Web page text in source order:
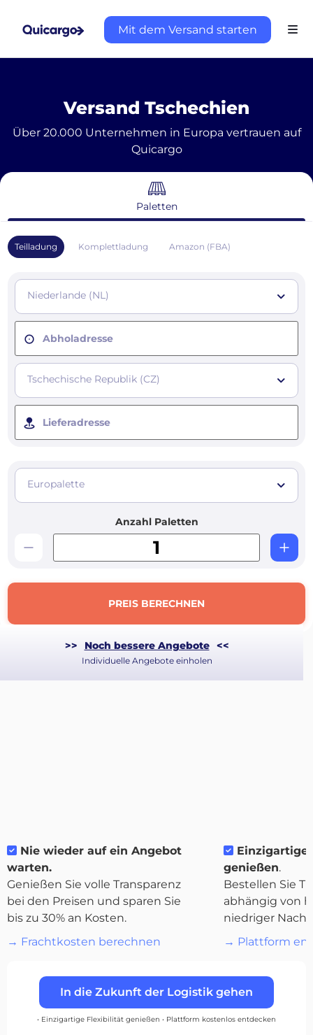
Mit dem Versand starten
Quicargo
Entdecken
Versand Tschechien
Über 20.000 Unternehmen in Europa vertrauen auf
Quicargo
Paletten
Teilladung Komplettladung Amazon (FBA)
Niederlande (NL)
Abholadresse
Tschechische Republik (CZ)
Lieferadresse
Europalette
Anzahl Paletten
PREIS BERECHNEN
>> Noch bessere Angebote <<
Individuelle Angebote einholen
Nie wieder auf ein Angebot
warten.
Genießen Sie volle Transparenz
bei den Preisen und sparen Sie
bis zu 30% an Kosten.
→ Frachtkosten berechnen
genießen.
Bestellen Sie
abhängig von
niedriger
→ Plattform
In die Zukunft der Logistik gehen
• Einzigartige Flexibilität genießen • Plattform kostenlos entdecken